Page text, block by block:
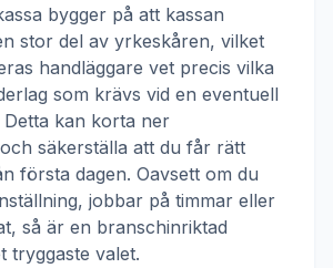
bygger på att kassan
stor del av yrkeskåren, vilket
handläggare vet precis vilka
som krävs vid en eventuell
kan korta ner
säkerställa att du får rätt
första dagen. Oavsett om du
jobbar på timmar eller
så är en branschinriktad
tryggaste valet.